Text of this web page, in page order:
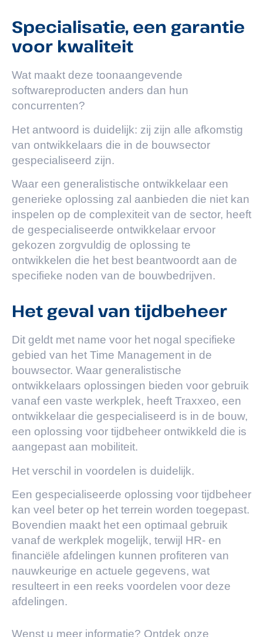
Specialisatie, een garantie
voor kwaliteit
Wat maakt deze toonaangevende
softwareproducten anders dan hun
concurrenten?
Het antwoord is duidelijk: zij zijn alle afkomstig
van ontwikkelaars die in de bouwsector
gespecialiseerd zijn.
Waar een generalistische ontwikkelaar een
generieke oplossing zal aanbieden die niet kan
inspelen op de complexiteit van de sector, heeft
de gespecialiseerde ontwikkelaar ervoor
gekozen zorgvuldig de oplossing te
ontwikkelen die het best beantwoordt aan de
specifieke noden van de bouwbedrijven.
Het geval van tijdbeheer
Dit geldt met name voor het nogal specifieke
gebied van het Time Management in de
bouwsector. Waar generalistische
ontwikkelaars oplossingen bieden voor gebruik
vanaf een vaste werkplek, heeft Traxxeo, een
ontwikkelaar die gespecialiseerd is in de bouw,
een oplossing voor tijdbeheer ontwikkeld die is
aangepast aan mobiliteit.
Het verschil in voordelen is duidelijk.
Een gespecialiseerde oplossing voor tijdbeheer
kan veel beter op het terrein worden toegepast.
Bovendien maakt het een optimaal gebruik
vanaf de werkplek mogelijk, terwijl HR- en
financiële afdelingen kunnen profiteren van
nauwkeurige en actuele gegevens, wat
resulteert in een reeks voordelen voor deze
afdelingen.
Wenst u meer informatie? Ontdek onze